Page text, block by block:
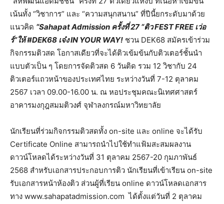
เน้นทั้ง “วิชาการ” และ “ความสนุกสนาน” ที่ปีนี้ยกระดับมาด้วย
แนวคิด “Sahapat Admission ครั้งที่ 27 “ติว FEST FREE เว่อ
ร์”ให้ #DEK68 เจ๋ง IN YOUR WAY! ชวน DEK68 สมัครเข้าร่วม
กิจกรรมติวสด โอกาสเดียวที่จะได้ติวเข้มข้นกับติวเตอร์ชั้นนำ
แบบตัวเป็น ๆ โดยการจัดติวสด 6 วันติด รวม 12 วิชากับ 24
ติวเตอร์แถวหน้าของประเทศไทย ระหว่างวันที่ 7-12 ตุลาคม
2567 เวลา 09.00-16.00 น. ณ หอประชุมคณะนิเทศศาสตร์
อาคารมงกุฎสมมติวงศ์ จุฬาลงกรณ์มหาวิทยาลัย
นักเรียนที่ร่วมกิจกรรมติวสดทั้ง on-site และ online จะได้รับ
Certificate Online สามารถนำไปใช้ทำแฟ้มสะสมผลงาน
ดาวน์โหลดได้ระหว่างวันที่ 31 ตุลาคม 2567-20 กุมภาพันธ์
2568 สำหรับเอกสารประกอบการติว นักเรียนที่เข้าเรียน on-site
รับเอกสารหน้าห้องติว ส่วนผู้ที่เรียน online ดาวน์โหลดเอกสาร
ทาง www.sahapatadmission.com ได้ตั้งแต่วันที่ 2 ตุลาคม